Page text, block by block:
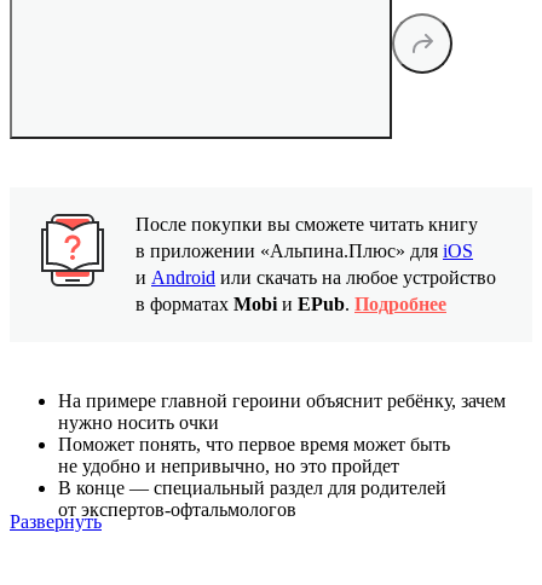
После покупки вы сможете читать книгу
в приложении «Альпина.Плюс» для iOS
и Android или скачать на любое устройство
в форматах Mobi и EPub. Подробнее
На примере главной героини объяснит ребёнку, зачем
нужно носить очки
Поможет понять, что первое время может быть
не удобно и непривычно, но это пройдет
В конце — специальный раздел для родителей
от экспертов-офтальмологов
Развернуть